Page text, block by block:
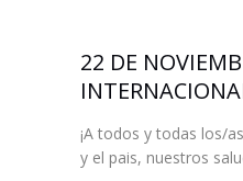
22 DE
¡A todos y todas los/
y el pais, nuestros